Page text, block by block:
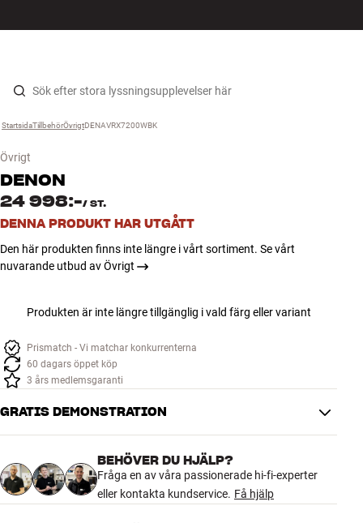
Hopp til innhold
Högtalare
Hörlurar
Surround
TV
Tillbehör
INSPIRATION
MÄRKEN
NYHETER
Startsida ›
Tillbehör ›
Övrigt ›
DENAVRX7200WBK
Övrigt
DENON
24 998:-/ ST.
DENNA PRODUKT HAR UTGÅTT
Den här produkten finns inte längre i vårt sortiment. Se vårt
nuvarande utbud av Övrigt
Produkten är inte längre tillgänglig i vald färg eller variant
Prismatch - Vi matchar konkurrenterna
60 dagars öppet köp
3 års medlemsgaranti
GRATIS DEMONSTRATION
BEHÖVER DU HJÄLP?
Fråga en av våra passionerade hi-fi-experter
eller kontakta kundservice. Få hjälp